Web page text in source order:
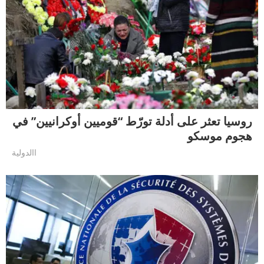
روسيا تعثر على أدلة تورّط “قوميين أوكرانيين” في
هجوم موسكو
االدولية